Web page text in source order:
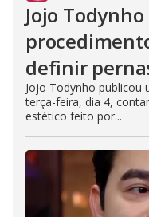
Jojo
definir
Jojo Todynho publicou
terça-feira, dia 4,
estético feito por...